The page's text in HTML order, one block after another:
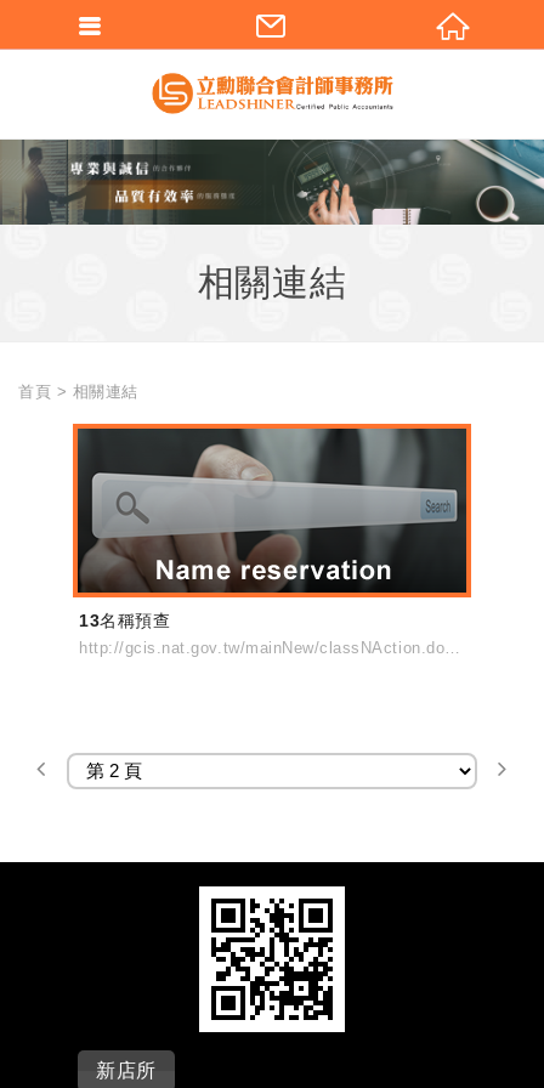
相關連結
首頁 相關連結
13名稱預查
http://gcis.nat.gov.tw/mainNew/classNAction.do?method=list&pkGcisClassN=4
新店所